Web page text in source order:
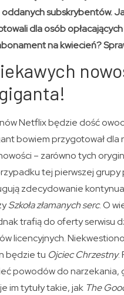
subskrybentów.
dla osób opłacających
na kwiecień?
Netflix będzie dość
bowiem przygotował dla
– zarówno tych
tej pierwszej grupy
zdecydowanie
Szkoła złamanych serc. O
trafią do oferty serwisu
licencyjnych.
będzie tu Ojciec Chrzestny.
powodów do narzekania,
im tytuły takie, jak The